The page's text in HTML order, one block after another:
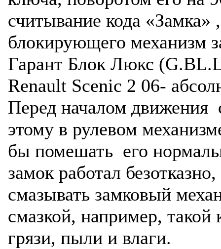
считывание кода «Замка»
блокирующего механизм
Гарант Блок Люкс
Renault Scenic 2 06-
Перед началом движения
этому в рулевом
бы помешать его
замок работал
смазывать замковый
смазкой, например, такой
грязи, пыли и влаги.